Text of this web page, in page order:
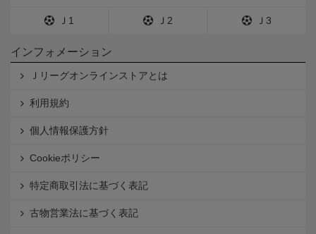
Ｊ1 Ｊ2 Ｊ3
インフォメーション
Ｊリーグオンラインストアとは
利用規約
個人情報保護方針
Cookieポリシー
特定商取引法に基づく表記
古物営業法に基づく表記